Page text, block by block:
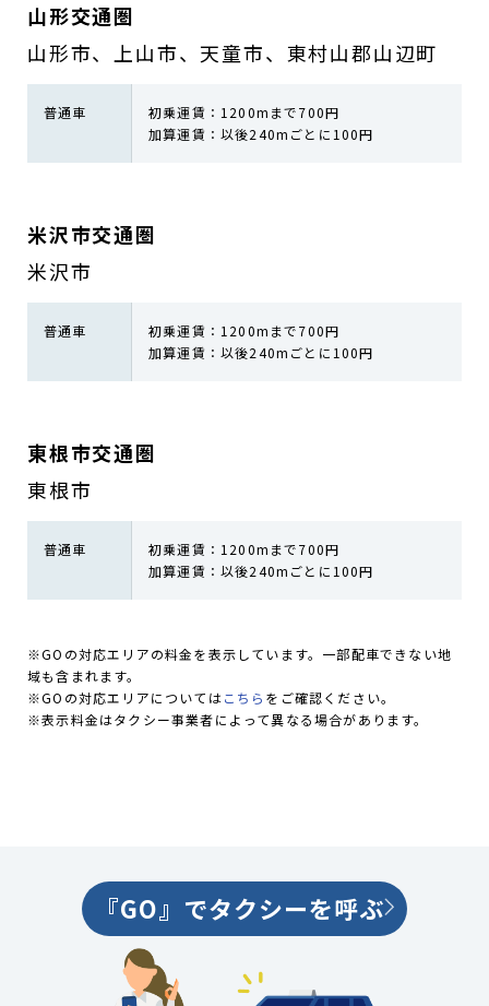
山形交通圏
山形市、上山市、天童市、東村山郡山辺町
普通車
初乗運賃：1200mまで700円
加算運賃：以後240mごとに100円
米沢市交通圏
米沢市
普通車
初乗運賃：1200mまで700円
加算運賃：以後240mごとに100円
東根市交通圏
東根市
普通車
初乗運賃：1200mまで700円
加算運賃：以後240mごとに100円
※GOの対応エリアの料金を表示しています。一部配車できない地
域も含まれます。
※GOの対応エリアについてはこちら をご確認ください。
※表示料金はタクシー事業者によって異なる場合があります。
『GO』でタクシーを呼ぶ